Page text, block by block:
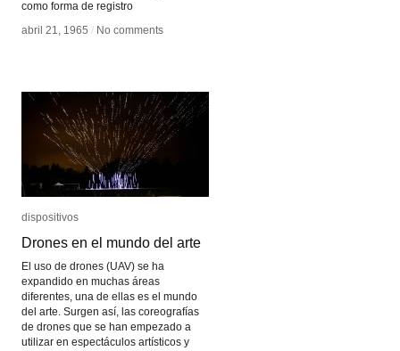
como forma de registro
abril 21, 1965 / No comments
abril 21, 1965 / No comments
dispositivos
Drones en el mundo del arte
El uso de drones (UAV) se ha
expandido en muchas áreas
diferentes, una de ellas es el mundo
del arte. Surgen así, las coreografías
de drones que se han empezado a
utilizar en espectáculos artísticos y
dispositivos
Drones en el mundo del arte